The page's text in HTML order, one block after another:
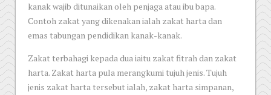
kanak wajib ditunaikan oleh penjaga atau ibu bapa.
Contoh zakat yang dikenakan ialah zakat harta dan
emas tabungan pendidikan kanak-kanak.
Zakat terbahagi kepada dua iaitu zakat fitrah dan zakat
harta. Zakat harta pula merangkumi tujuh jenis. Tujuh
jenis zakat harta tersebut ialah, zakat harta simpanan,